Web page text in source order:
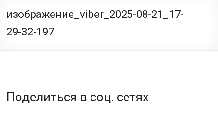
изображение_viber_2025-08-21_17-
29-32-197
Поделиться в соц. сетях